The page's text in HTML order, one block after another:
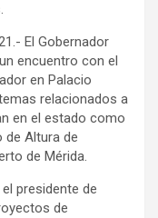
El Gobernador
encuentro con el
en Palacio
relacionados a
en el estado como
de Altura de
de Mérida.
presidente de
de